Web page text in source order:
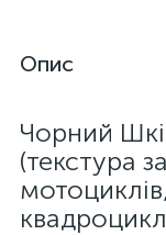
Опис
Чорний
(текстура